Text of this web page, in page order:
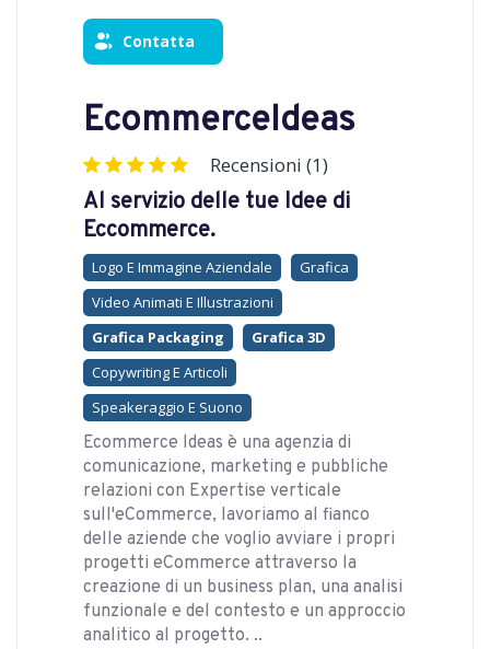
Contatta
EcommerceIdeas
Recensioni (1)
Al servizio delle tue Idee di
Eccommerce.
Logo E Immagine Aziendale
Grafica
Video Animati E Illustrazioni
Grafica Packaging
Grafica 3D
Copywriting E Articoli
Speakeraggio E Suono
Ecommerce Ideas è una agenzia di
comunicazione, marketing e pubbliche
relazioni con Expertise verticale
sull'eCommerce, lavoriamo al fianco
delle aziende che voglio avviare i propri
progetti eCommerce attraverso la
creazione di un business plan, una analisi
funzionale e del contesto e un approccio
analitico al progetto. ..